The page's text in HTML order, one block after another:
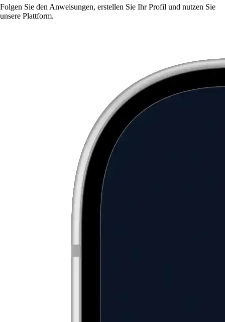
Folgen Sie den Anweisungen, erstellen Sie Ihr Profil und nutzen Sie
unsere Plattform.